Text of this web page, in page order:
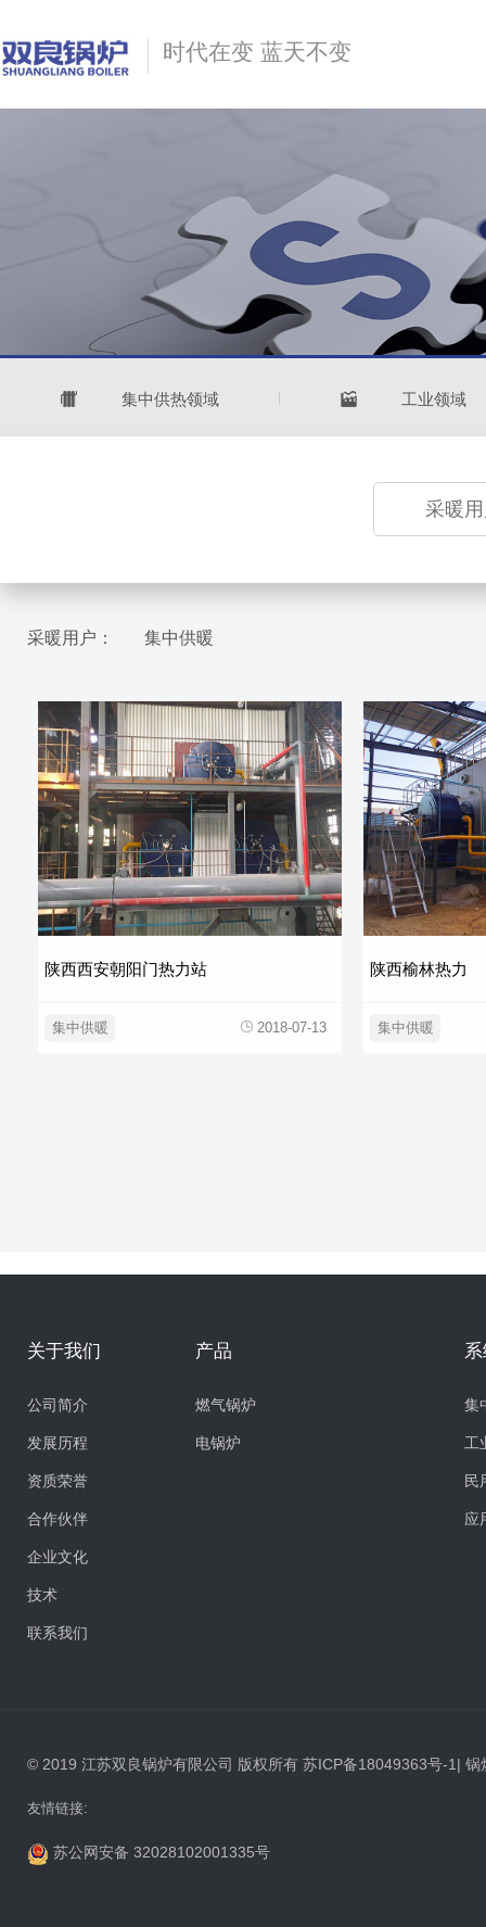
时代在变 蓝天不变
集中供热领域 工业领域
采暖
采暖用户： 集中供暖
陕西西安朝阳门热力站
集中供暖 2018-07-13
陕西榆林热力
集中供暖
关于我们
公司简介
发展历程
资质荣誉
合作伙伴
企业文化
技术
联系我们
产品
燃气锅炉
电锅炉
集
工
民
应
© 2019 江苏双良锅炉有限公司 版权所有 苏ICP备18049363号-1| 锅
友情链接:
苏公网安备 32028102001335号